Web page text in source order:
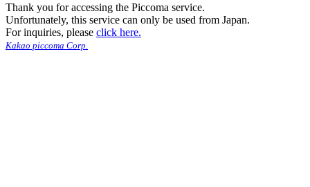
Thank you for accessing the Piccoma service.
Unfortunately, this service can only be used from Japan.
For inquiries, please click here.
Kakao piccoma Corp.